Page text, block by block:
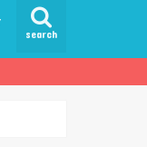
search